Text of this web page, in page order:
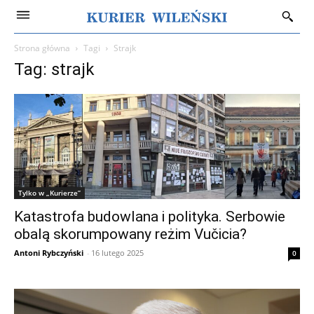
Strona główna Tagi Strajk
Tag: strajk
Tylko w „Kurierze”
Katastrofa budowlana i polityka. Serbowie
obalą skorumpowany reżim Vučicia?
Antoni Rybczyński - 16 lutego 2025 0